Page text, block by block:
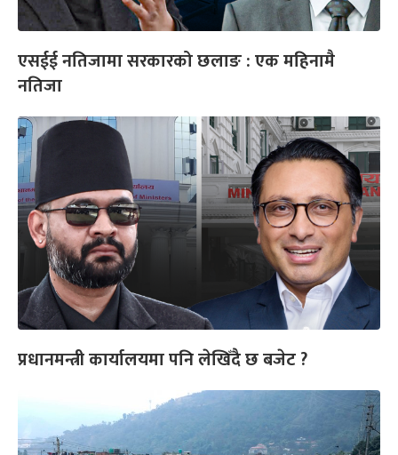
एसईई नतिजामा सरकारको छलाङ : एक महिनामै
नतिजा
प्रधानमन्त्री कार्यालयमा पनि लेखिँदै छ बजेट ?